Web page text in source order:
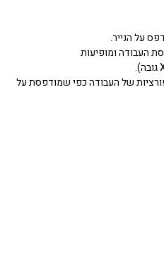
על הנייר.
העבודה ומופיעות
של העבודה כפי שמודפסת על